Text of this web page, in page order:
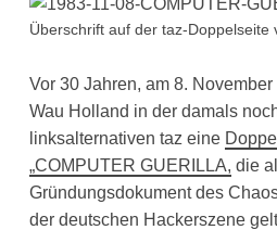
Überschrift auf der taz-Doppelseite
Vor 30 Jahren, am 8.
Wau Holland in der damals
linksalternativen taz eine
„COMPUTER GUERILLA, die
Gründungsdokument des
der deutschen Hackerszene